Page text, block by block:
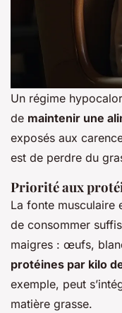
Un régime
de maintenir une
exposés aux
est de perdre du
Priorité aux
La fonte musculaire
de consommer
maigres : œufs,
protéines par kilo
exemple, peut
matière grasse.